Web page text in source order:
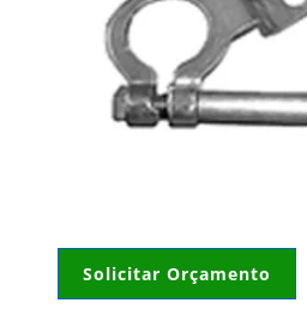
Solicitar Orçamento